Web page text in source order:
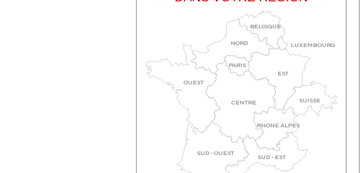
BELGIQUE
LUXEMBOURG
NORD
OUEST
EST
PARIS
SUD - OUEST
CENTRE
RHONE ALPES
SUD - EST
SUISSE